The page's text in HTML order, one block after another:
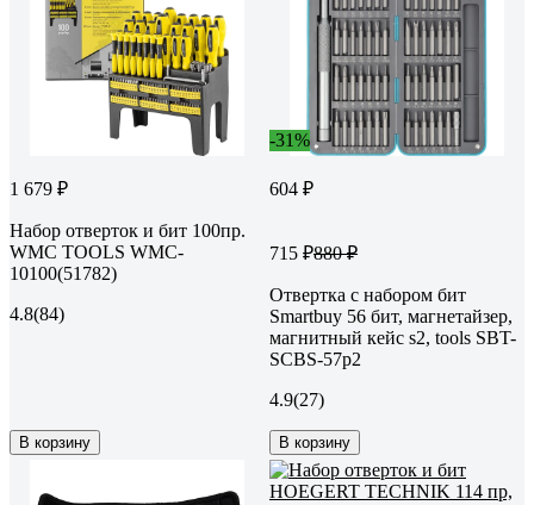
1 679 ₽
Набор отверток и бит 100пр.
WMC TOOLS WMC-
10100(51782)
4.8(84)
В корзину
-31%
604 ₽
715 ₽880 ₽
Отвертка с набором бит
Smartbuy 56 бит, магнетайзер,
магнитный кейс s2, tools SBT-
SCBS-57p2
4.9(27)
В корзину